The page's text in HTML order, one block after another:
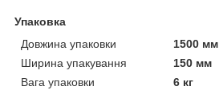
Упаковка
Довжина упаковки
1500 мм
Ширина упакування
150 мм
Вага упаковки
6 кг